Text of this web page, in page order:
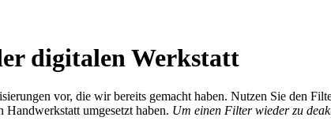
digitalen Werkstatt
vor, die wir bereits gemacht haben. Nutzen Sie den
umgesetzt haben. Um einen Filter wieder zu